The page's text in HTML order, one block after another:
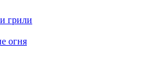
грили
огня